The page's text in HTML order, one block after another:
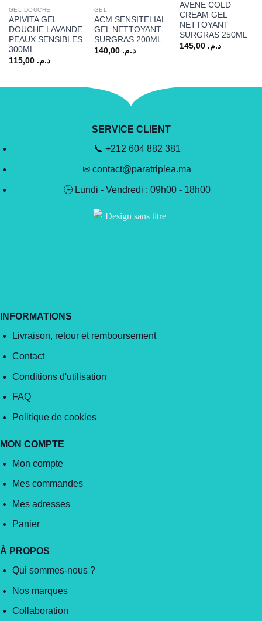
GEL DOUCHE
APIVITA GEL
DOUCHE LAVANDE
PEAUX SENSIBLES
300ML
د.م. 115,00
GEL
ACM SENSITELIAL
GEL NETTOYANT
SURGRAS 200ML
د.م. 140,00
AVENE COLD
CREAM GEL
NETTOYANT
SURGRAS 250ML
د.م. 145,00
SERVICE CLIENT
📞 +212 604 882 381
✉ contact@paratriplea.ma
🕒 Lundi - Vendredi : 09h00 - 18h00
INFORMATIONS
Livraison, retour et remboursement
Contact
Conditions d'utilisation
FAQ
Politique de cookies
MON COMPTE
Mon compte
Mes commandes
Mes adresses
Panier
À PROPOS
Qui sommes-nous ?
Nos marques
Collaboration